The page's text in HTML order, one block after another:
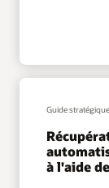
Guide
à l'aide